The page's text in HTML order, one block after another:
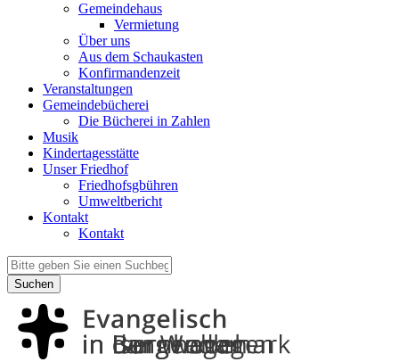
Gemeindehaus
Vermietung
Über uns
Aus dem Schaukasten
Konfirmandenzeit
Veranstaltungen
Gemeindebücherei
Die Bücherei in Zahlen
Musik
Kindertagesstätte
Unser Friedhof
Friedhofsgbühren
Umweltbericht
Kontakt
Kontakt
Suchen